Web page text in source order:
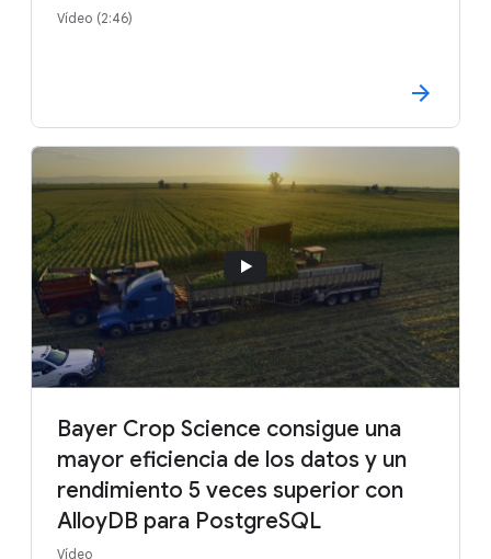
Vídeo (2:46)
Bayer Crop Science consigue una
mayor eficiencia de los datos y un
rendimiento 5 veces superior con
AlloyDB para PostgreSQL
Vídeo